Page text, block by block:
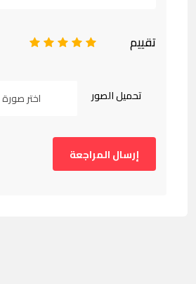
تقييم 5
4
3
2
تحميل الصور اختر صورة